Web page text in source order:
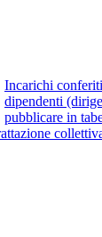
Incarichi
dipendenti
pubblicare in